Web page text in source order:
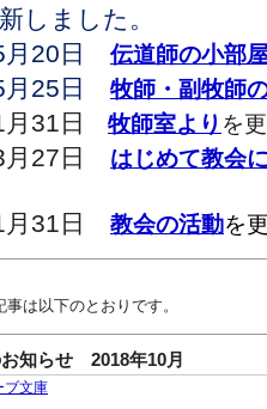
しました。
月20日 伝道師の小部
月25日 牧師・副牧師
31日 牧師室より を
月27日
はじめて教会
月31日 教会の活動を
は以下のとおりです。
知らせ 2018年10月
ブ文庫